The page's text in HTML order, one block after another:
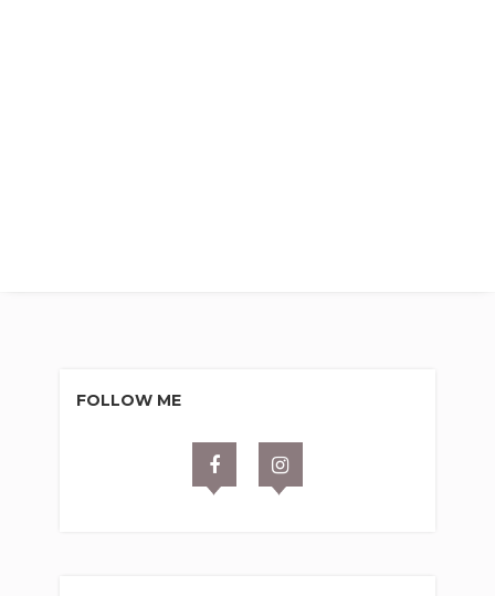
FOLLOW ME